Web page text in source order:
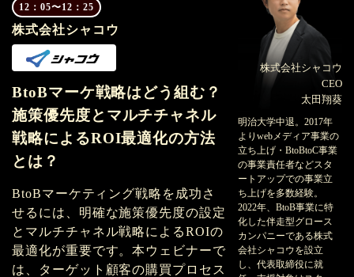
12：05〜12：25
株式会社シャコウ
BtoBマーケ戦略はどう組む？
施策優先度とマルチチャネル
戦略によるROI最適化の方法
とは？
BtoBマーケティング戦略を成功さ
せるには、明確な施策優先度の設定
とマルチチャネル戦略によるROIの
最適化が重要です。本ウェビナーで
は、ターゲット顧客の購買プロセス
株式会社シャコウ
CEO
太田翔葵
明治大学中退。2017年
よりwebメディア事業の
立ち上げ・BtoBtoC事業
の事業責任者などスタ
ートアップでの事業立
ち上げを多数経験。
2022年、BtoB事業に特
化した伴走型グロース
カンパニーである株式
会社シャコウを設立
し、代表取締役に就